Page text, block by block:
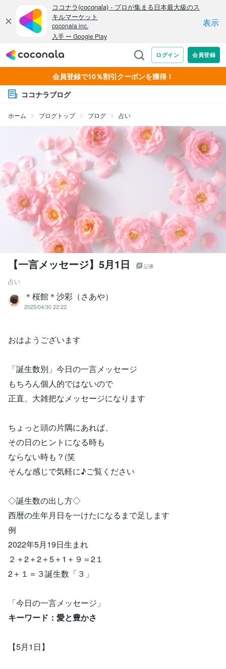
会員登録で10％割引クーポンを獲得！
ココナラブログ
ホーム ブログトップ ブログ 占い
【一言メッセージ】5月1日 記事
占い
＊桜館＊沙彩（さあや）
2025/04/30 22:22
おはようございます
「誕生数別」今日の一言メッセージ
もちろん個人的ではないので
正直、大雑把なメッセージになります
ちょっと頭の片隅にあれば、
その日のヒントになる時も
ならない時も？(笑
そんな感じで気軽に♪ご覧ください
◇誕生数の出し方◇
西暦の生年月日を一けたになるまで足します
例
2022年5月19日生まれ
２＋2＋2＋5＋1＋９＝2１
2＋１＝３誕生数「３」
「今日の一言メッセージ」
キーワード：愛と豊かさ
【5月1日】